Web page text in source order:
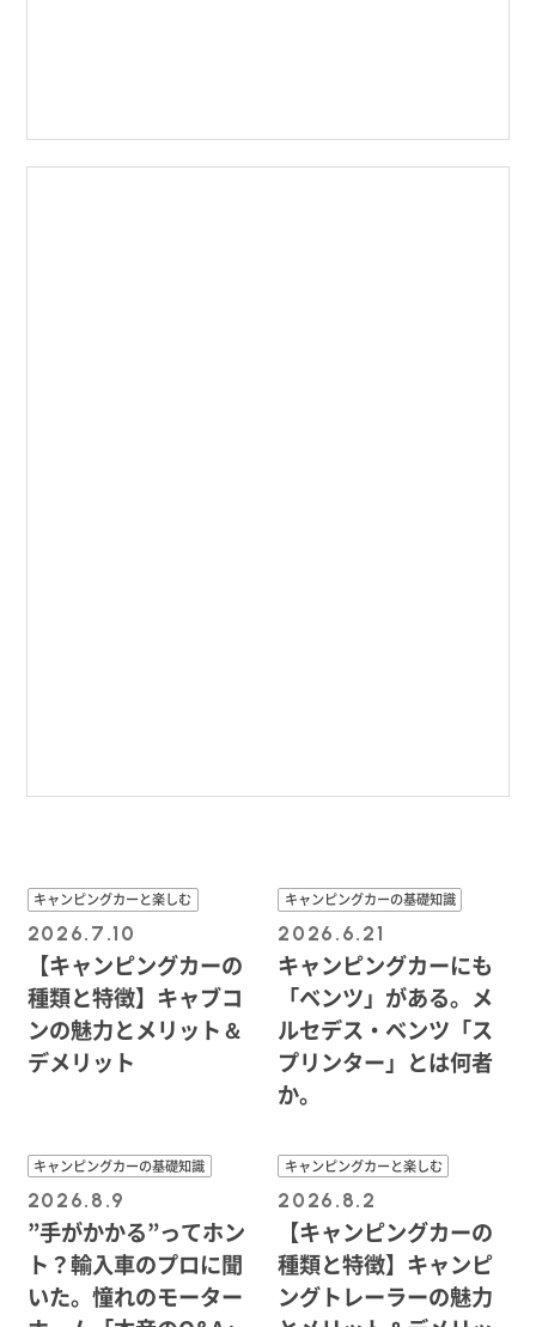
キャンピングカーと楽しむ
2026.7.10
【キャンピングカーの
種類と特徴】キャブコ
ンの魅力とメリット＆
デメリット
キャンピングカーの基礎知識
2026.6.21
キャンピングカーにも
「ベンツ」がある。メ
ルセデス・ベンツ「ス
プリンター」とは何者
か。
キャンピングカーの基礎知識
2026.8.9
”手がかかる”ってホン
ト？輸入車のプロに聞
いた。憧れのモーター
キャンピングカーと楽しむ
2026.8.2
【キャンピングカーの
種類と特徴】キャンピ
ングトレーラーの魅力